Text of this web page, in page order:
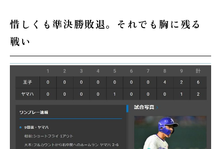
ACCESS MAP
アクセスマップ
プライバシーポリシー
本社 浜松店
惜しくも準決勝敗退。それでも胸に残る
戦い